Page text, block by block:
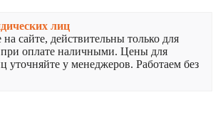
лиц
сайте, действительны только для
оплате наличными. Цены для
уточняйте у менеджеров. Работаем без